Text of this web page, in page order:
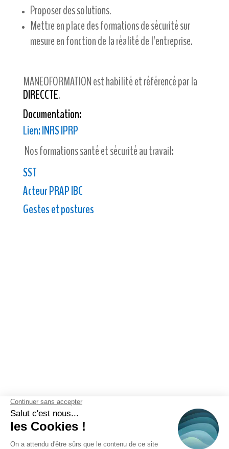
Proposer des solutions.
Mettre en place des formations de sécurité sur
mesure en fonction de la réalité de l’entreprise.
MANEOFORMATION est habilité et référencé par la
DIRECCTE.
Documentation:
Lien:INRS IPRP
Nos formations santé et sécurité au travail:
SST
Acteur PRAP IBC
Gestes et postures